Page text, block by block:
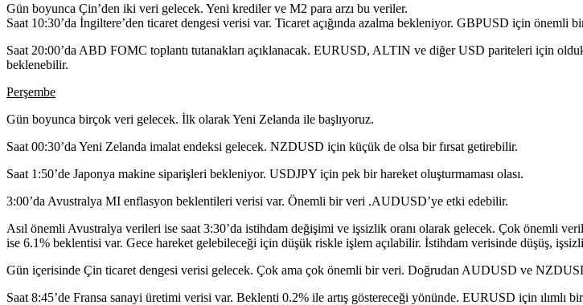
Gün boyunca Çin’den iki veri gelecek. Yeni krediler ve M2 para arzı bu veriler.
Saat 10:30’da İngiltere’den ticaret dengesi verisi var. Ticaret açığında azalma bekleniyor. GBPUSD için önemli
Saat 20:00’da ABD FOMC toplantı tutanakları açıklanacak. EURUSD, ALTIN ve diğer USD pariteleri için
beklenebilir.
Perşembe
Gün boyunca birçok veri gelecek. İlk olarak Yeni Zelanda ile başlıyoruz.
Saat 00:30’da Yeni Zelanda imalat endeksi gelecek. NZDUSD için küçük de olsa bir fırsat getirebilir.
Saat 1:50’de Japonya makine siparişleri bekleniyor. USDJPY için pek bir hareket oluşturmaması olası.
3:00’da Avustralya MI enflasyon beklentileri verisi var. Önemli bir veri .AUDUSD’ye etki edebilir.
Asıl önemli Avustralya verileri ise saat 3:30’da istihdam değişimi ve işsizlik oranı olarak gelecek. Çok önemli
ise 6.1% beklentisi var. Gece hareket gelebileceği için düşük riskle işlem açılabilir. İstihdam verisinde düşüş,
Gün içerisinde Çin ticaret dengesi verisi gelecek. Çok ama çok önemli bir veri. Doğrudan AUDUSD ve
Saat 8:45’de Fransa sanayi üretimi verisi var. Beklenti 0.2% ile artış göstereceği yönünde. EURUSD için ılımlı